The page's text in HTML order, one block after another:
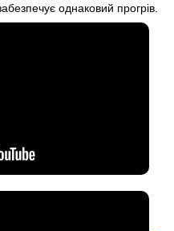
однаковий прогрів.